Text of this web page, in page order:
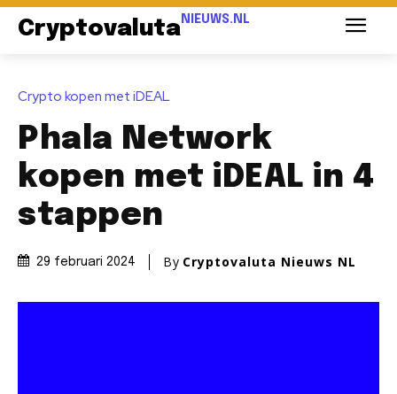
Cryptovaluta NIEUWS.NL
Crypto kopen met iDEAL
Phala Network
kopen met iDEAL in 4
stappen
29 februari 2024 By Cryptovaluta Nieuws NL